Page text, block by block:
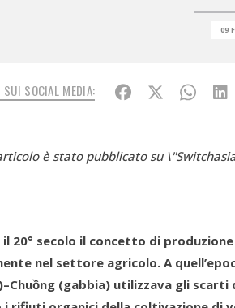
09
SOCIAL MEDIA:
è stato pubblicato su
20° secolo il concetto di
nel settore agricolo. A
ồng (gabbia) utilizzava gli scarti